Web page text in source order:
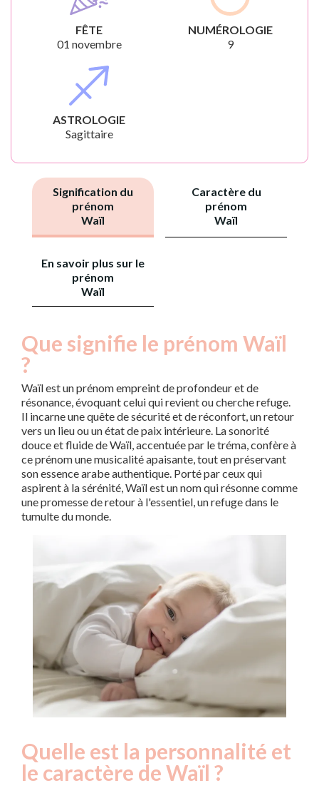
FÊTE
01 novembre
NUMÉROLOGIE
9
ASTROLOGIE
Sagittaire
Signification du
prénom
Waïl
Caractère du
prénom
Waïl
En savoir plus sur le
prénom
Waïl
Que signifie le prénom Waïl
?
Waïl est un prénom empreint de profondeur et de
résonance, évoquant celui qui revient ou cherche refuge.
Il incarne une quête de sécurité et de réconfort, un retour
vers un lieu ou un état de paix intérieure. La sonorité
douce et fluide de Waïl, accentuée par le tréma, confère à
ce prénom une musicalité apaisante, tout en préservant
son essence arabe authentique. Porté par ceux qui
aspirent à la sérénité, Waïl est un nom qui résonne comme
une promesse de retour à l'essentiel, un refuge dans le
tumulte du monde.
Quelle est la personnalité et
le caractère de Waïl ?